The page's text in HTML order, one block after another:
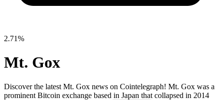
2.71%
Mt. Gox
Discover the latest Mt. Gox news on Cointelegraph! Mt. Gox was a
prominent Bitcoin exchange based in Japan that collapsed in 2014